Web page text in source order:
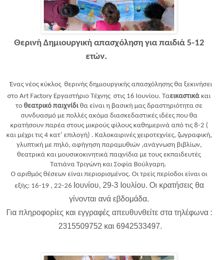
Θερινή Δημιουργική απασχόληση για παιδιά 5-12
ετών.
Ένας νέος κύκλος θερινής δημιουργικής απασχόλησης θα ξεκινήσει
στο Art Factory Εργαστήριο Τέχνης στις 16 Ιουνίου. Ταεικαστικά και
το θεατρικό παιχνίδι θα είναι η βασική μας δραστηριότητα σε
συνδυασμό με πολλές ακόμα διασκεδαστικές ιδέες που θα
κρατήσουν παρέα στους μικρούς φίλους καθημερινά από τις 8-2 (
και μέχρι τις 4 κατ’ επιλογή) . Καλοκαιρινές χειροτεχνίες, ζωγραφική,
γλυπτική με πηλό, αφήγηση παραμυθιών ,ανάγνωση βιβλίων,
θεατρικά και μουσικοκινητικά παιχνίδια με τους εκπαιδευτές
Τατιάνα Τριγώνη και Σοφία Βούλγαρη.
Ο αριθμός θέσεων είναι περιορισμένος. Οι τρείς περίοδοι είναι οι
εξής: 16-19 , 22-26 Ιουνίου, 29-3 Ιουλίου. Οι κρατήσεις θα
γίνονται ανά εβδομάδα.
Για πληροφορίες και εγγραφές απευθυνθείτε στα τηλέφωνα :
2315509752 και 6942533497.